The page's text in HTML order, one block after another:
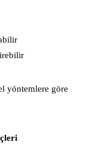
yöntemlere göre